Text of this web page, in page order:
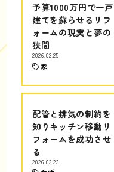
予算1000万円で一戸
建てを蘇らせるリフ
ォームの現実と夢の
狭間
2026.02.25
家
配管と排気の制約を
知りキッチン移動リ
フォームを成功させ
る
2026.02.23